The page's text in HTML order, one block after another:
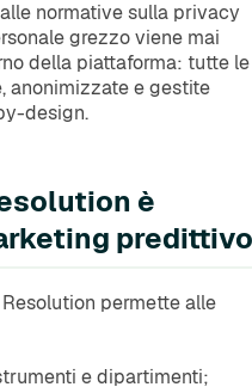
normative sulla privacy
grezzo viene mai
della piattaforma: tutte le
anonimizzate e gestite
design.
è
predittivo
permette alle
e dipartimenti;